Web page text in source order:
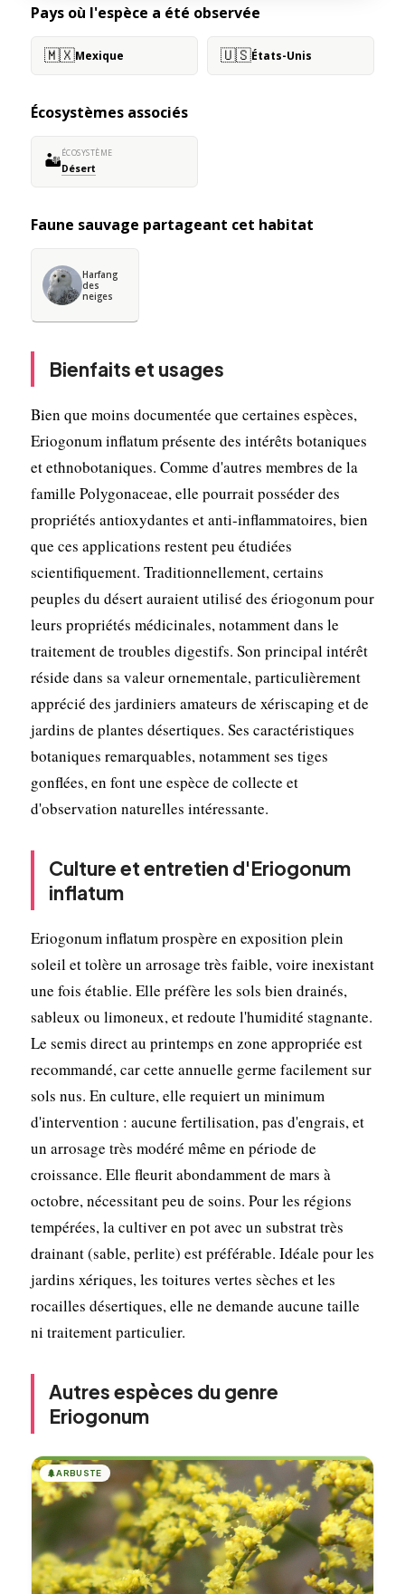
Pays où l'espèce a été observée
🇲🇽Mexique 🇺🇸États-Unis
Écosystèmes associés
🏜️ÉCOSYSTÈME
Désert
Faune sauvage partageant cet habitat
Harfang
des
neiges
Bienfaits et usages
Bien que moins documentée que certaines espèces,
Eriogonum inflatum présente des intérêts botaniques
et ethnobotaniques. Comme d'autres membres de la
famille Polygonaceae, elle pourrait posséder des
propriétés antioxydantes et anti-inflammatoires, bien
que ces applications restent peu étudiées
scientifiquement. Traditionnellement, certains
peuples du désert auraient utilisé des ériogonum pour
leurs propriétés médicinales, notamment dans le
traitement de troubles digestifs. Son principal intérêt
réside dans sa valeur ornementale, particulièrement
apprécié des jardiniers amateurs de xériscaping et de
jardins de plantes désertiques. Ses caractéristiques
botaniques remarquables, notamment ses tiges
gonflées, en font une espèce de collecte et
d'observation naturelles intéressante.
Culture et entretien d'Eriogonum
inflatum
Eriogonum inflatum prospère en exposition plein
soleil et tolère un arrosage très faible, voire inexistant
une fois établie. Elle préfère les sols bien drainés,
sableux ou limoneux, et redoute l'humidité stagnante.
Le semis direct au printemps en zone appropriée est
recommandé, car cette annuelle germe facilement sur
sols nus. En culture, elle requiert un minimum
d'intervention : aucune fertilisation, pas d'engrais, et
un arrosage très modéré même en période de
croissance. Elle fleurit abondamment de mars à
octobre, nécessitant peu de soins. Pour les régions
tempérées, la cultiver en pot avec un substrat très
drainant (sable, perlite) est préférable. Idéale pour les
jardins xériques, les toitures vertes sèches et les
rocailles désertiques, elle ne demande aucune taille
ni traitement particulier.
Autres espèces du genre
Eriogonum
🌲ARBUSTE